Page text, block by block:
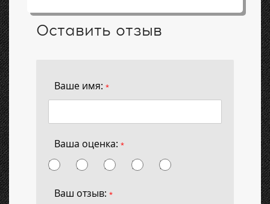
Оставить отзыв
Ваше имя: *
Ваша оценка: *
Ваш отзыв: *